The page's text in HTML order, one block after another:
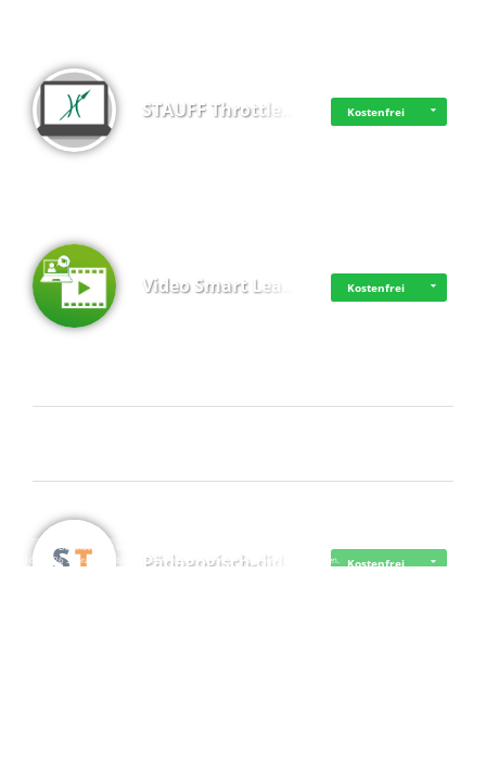
STAUFF Throttle… Kostenfrei
Video Smart Lea… Kostenfrei
Pädagogisch-did… Kostenfrei
· ·Datenschutz ·
© 2016 - 2026 SupraTix GmbH oder Partnergesellschaften - Alle Rechte vorbehalten.